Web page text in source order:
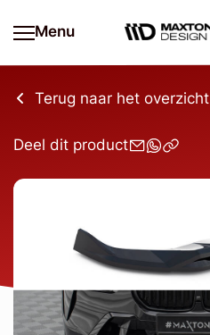
Menu
Terug naar het overzicht
Deel dit product